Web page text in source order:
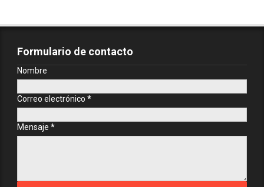
Formulario de contacto
Nombre
Correo electrónico *
Mensaje *